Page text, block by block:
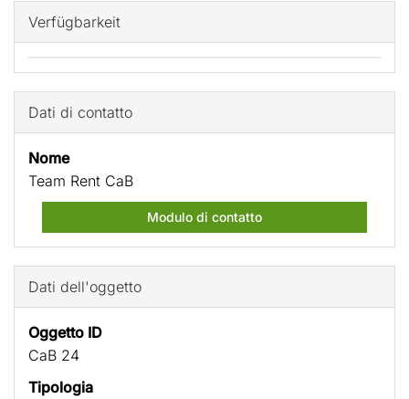
Verfügbarkeit
Dati di contatto
Nome
Team Rent CaB
Modulo di contatto
Dati dell'oggetto
Oggetto ID
CaB 24
Tipologia